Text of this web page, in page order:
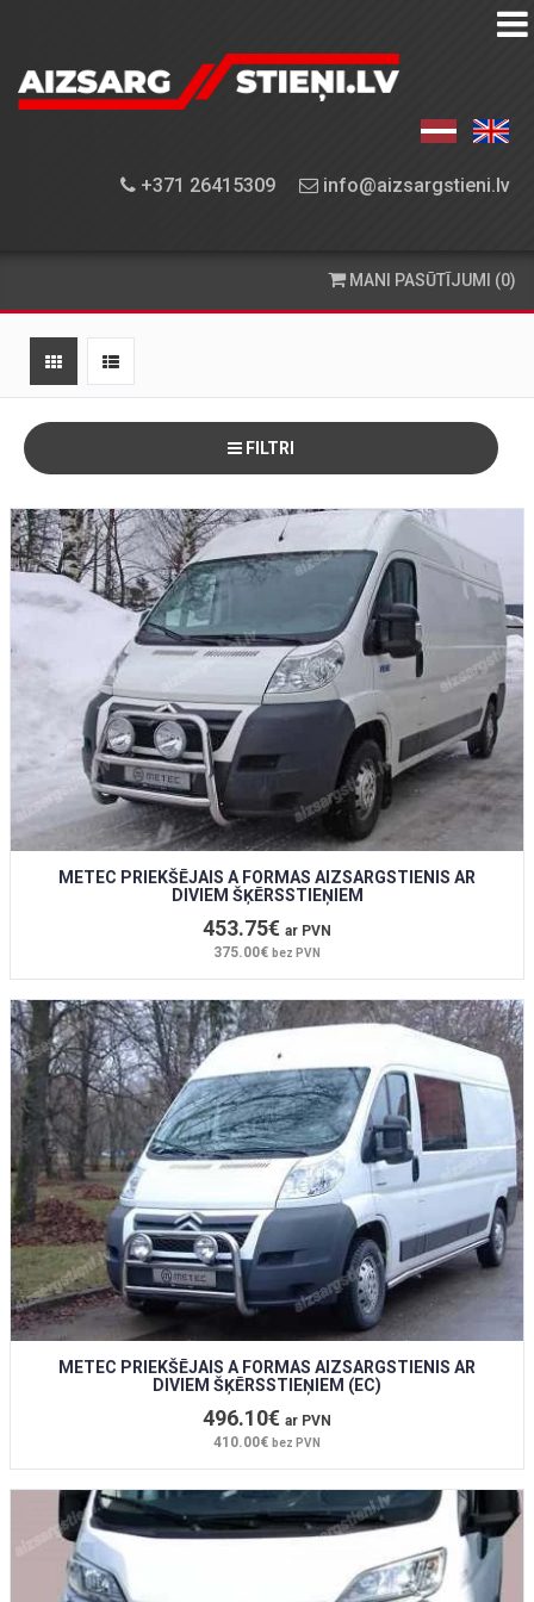
+371 26415309 info@aizsargstieni.lv
AIZSARGSTIEŅU
APRĪKOJUMA
PIEGĀDE
KONTAKTINFORMĀCIJA
MANI PASŪTĪJUMI (0)
FILTRI
METEC PRIEKŠĒJAIS A FORMAS AIZSARGSTIENIS AR
DIVIEM ŠĶĒRSSTIEŅIEM
453.75€ ar PVN
375.00€ bez PVN
METEC PRIEKŠĒJAIS A FORMAS AIZSARGSTIENIS AR
DIVIEM ŠĶĒRSSTIEŅIEM (EC)
496.10€ ar PVN
410.00€ bez PVN